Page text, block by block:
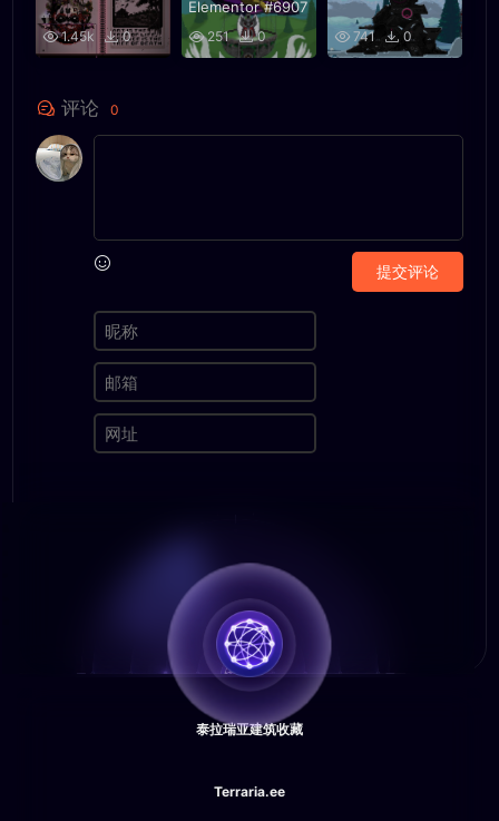
1.45k 0
Elementor #6907
251 0 741 0
评论 0
提交评论
泰拉瑞亚建筑收藏
Terraria.ee